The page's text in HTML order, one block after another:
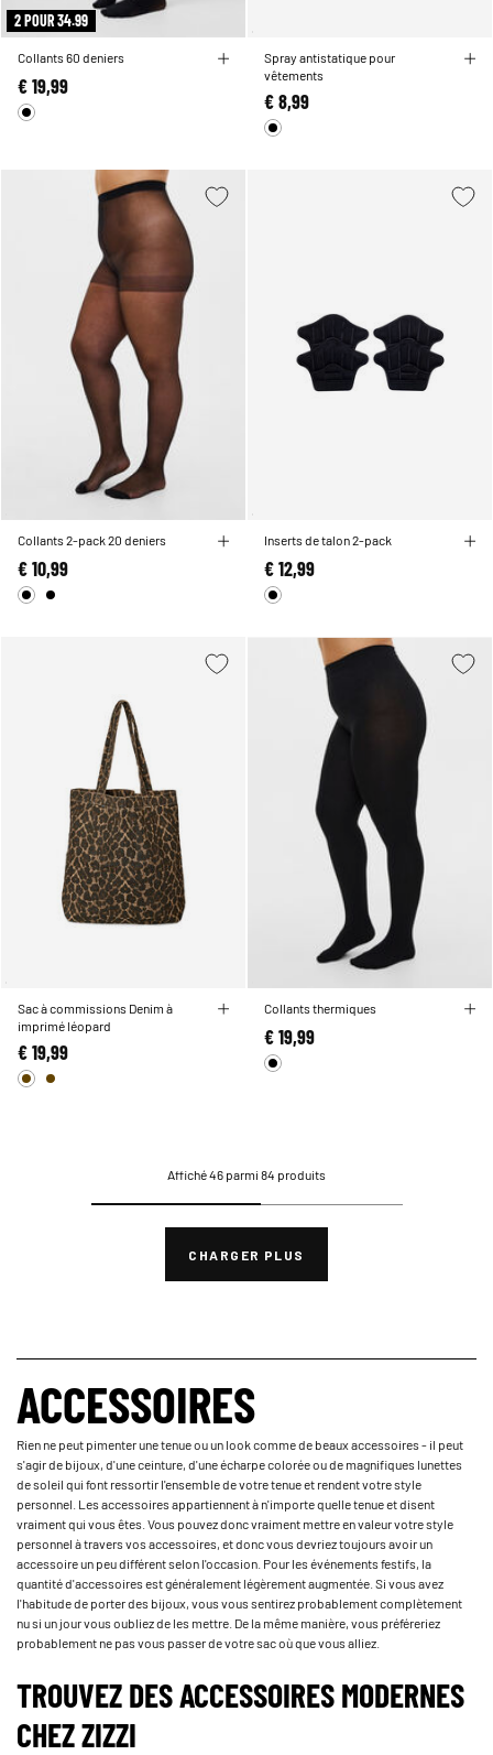
2 POUR 34.99
Collants 60 deniers
€ 19,99
Spray antistatique pour
vêtements
€ 8,99
Collants 2-pack 20 deniers
€ 10,99
Inserts de talon 2-pack
€ 12,99
Sac à commissions Denim à
imprimé léopard
€ 19,99
Collants thermiques
€ 19,99
Affiché 46 parmi 84 produits
CHARGER PLUS
ACCESSOIRES
Rien ne peut pimenter une tenue ou un look comme de beaux accessoires - il peut
s'agir de bijoux, d'une ceinture, d'une écharpe colorée ou de magnifiques lunettes
de soleil qui font ressortir l'ensemble de votre tenue et rendent votre style
personnel. Les accessoires appartiennent à n'importe quelle tenue et disent
vraiment qui vous êtes. Vous pouvez donc vraiment mettre en valeur votre style
personnel à travers vos accessoires, et donc vous devriez toujours avoir un
accessoire un peu différent selon l'occasion. Pour les événements festifs, la
quantité d'accessoires est généralement légèrement augmentée. Si vous avez
l'habitude de porter des bijoux, vous vous sentirez probablement complètement
nu si un jour vous oubliez de les mettre. De la même manière, vous préféreriez
probablement ne pas vous passer de votre sac où que vous alliez.
TROUVEZ DES ACCESSOIRES MODERNES
CHEZ ZIZZI